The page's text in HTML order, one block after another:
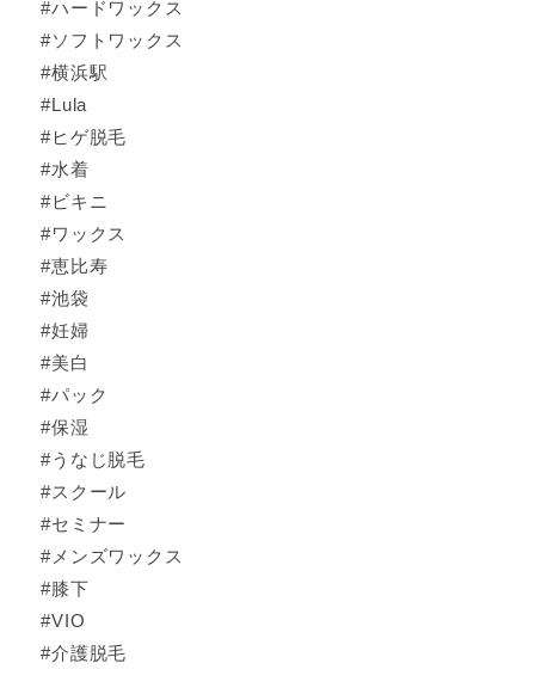
#ハードワックス
#ソフトワックス
#横浜駅
#Lula
#ヒゲ脱毛
#水着
#ビキニ
#ワックス
#恵比寿
#池袋
#妊婦
#美白
#パック
#保湿
#うなじ脱毛
#スクール
#セミナー
#メンズワックス
#膝下
#VIO
#介護脱毛